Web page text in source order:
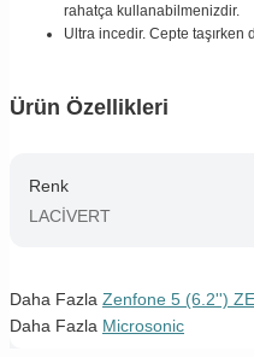
rahatça kullanabilmenizdir.
Ultra incedir. Cepte taşırken
Ürün Özellikleri
Renk
LACİVERT
Daha Fazla Zenfone 5 (6.2'')
Daha Fazla Microsonic